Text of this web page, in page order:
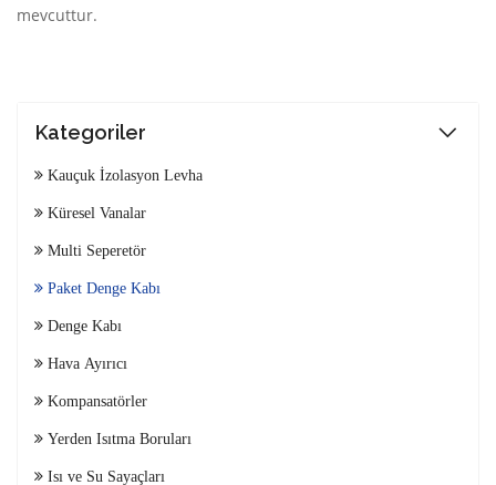
mevcuttur.
Kategoriler
Kauçuk İzolasyon Levha
Küresel Vanalar
Multi Seperetör
Paket Denge Kabı
Denge Kabı
Hava Ayırıcı
Kompansatörler
Yerden Isıtma Boruları
Isı ve Su Sayaçları